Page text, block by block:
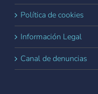
Política de cookies
Información Legal
Canal de denuncias